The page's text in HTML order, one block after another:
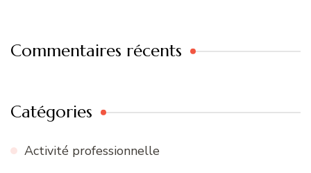
Commentaires récents
Catégories
Activité professionnelle